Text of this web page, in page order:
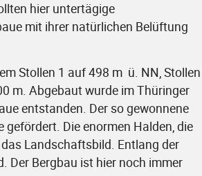
hier untertägige
mit ihrer natürlichen Belüftung
Stollen 1 auf 498 m ü. NN, Stollen
m. Abgebaut wurde im Thüringer
entstanden. Der so gewonnene
Die enormen Halden, die
Landschaftsbild. Entlang der
Der Bergbau ist hier noch immer